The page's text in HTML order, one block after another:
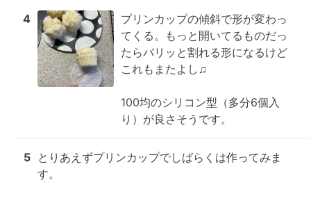
4
プリンカップの傾斜で形が変わっ
てくる。もっと開いてるものだっ
たらバリッと割れる形になるけど
これもまたよし♫
100均のシリコン型（多分6個入
り）が良さそうです。
5 とりあえずプリンカップでしばらくは作ってみま
す。